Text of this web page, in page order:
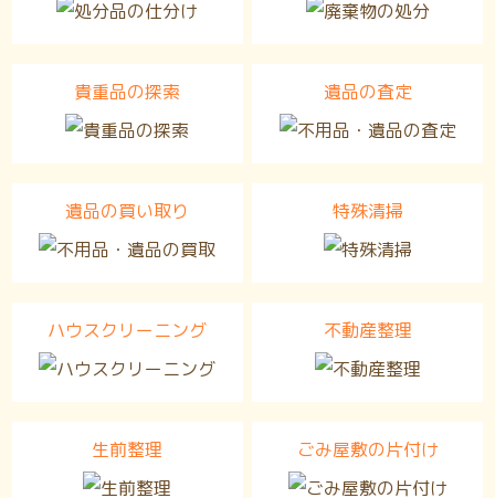
貴重品の探索 遺品の査定
遺品の買い取り 特殊清掃
ハウスクリーニング 不動産整理
生前整理 ごみ屋敷の片付け